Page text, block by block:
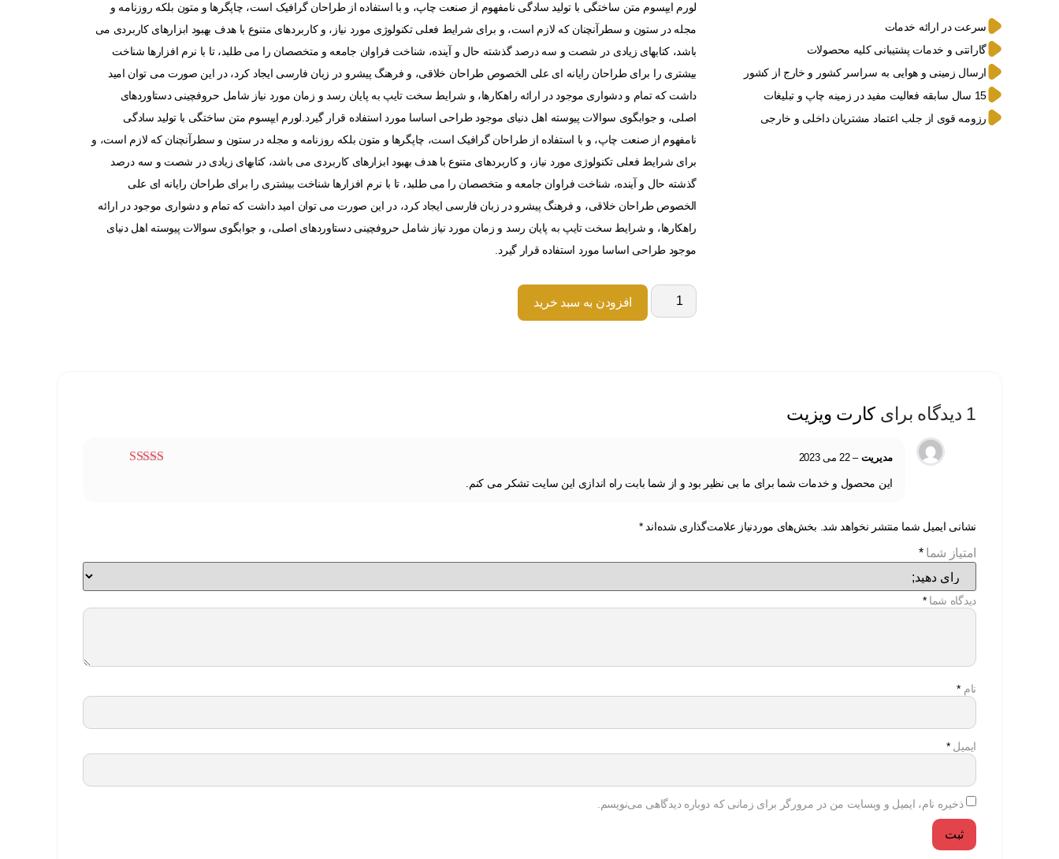
سرعت در ارائه خدمات
گارانتی و خدمات پشتیبانی کلیه محصولات
ارسال زمینی و هوایی به سراسر کشور و خارج از کشور
15 سال سابقه فعالیت مفید در زمینه چاپ و تبلیغات
رزومه قوی از جلب اعتماد مشتریان داخلی و خارجی
لورم ایپسوم متن ساختگی با تولید سادگی نامفهوم از صنعت چاپ، و با استفاده از طراحان گرافیک است، چاپگرها و متون بلکه روزنامه و
مجله در ستون و سطرآنچنان که لازم است، و برای شرایط فعلی تکنولوژی مورد نیاز، و کاربردهای متنوع با هدف بهبود ابزارهای کاربردی می
باشد، کتابهای زیادی در شصت و سه درصد گذشته حال و آینده، شناخت فراوان جامعه و متخصصان را می طلبد، تا با نرم افزارها شناخت
بیشتری را برای طراحان رایانه ای علی الخصوص طراحان خلاقی، و فرهنگ پیشرو در زبان فارسی ایجاد کرد، در این صورت می توان امید
داشت که تمام و دشواری موجود در ارائه راهکارها، و شرایط سخت تایپ به پایان رسد و زمان مورد نیاز شامل حروفچینی دستاوردهای
اصلی، و جوابگوی سوالات پیوسته اهل دنیای موجود طراحی اساسا مورد استفاده قرار گیرد.لورم ایپسوم متن ساختگی با تولید سادگی
نامفهوم از صنعت چاپ، و با استفاده از طراحان گرافیک است، چاپگرها و متون بلکه روزنامه و مجله در ستون و سطرآنچنان که لازم است، و
برای شرایط فعلی تکنولوژی مورد نیاز، و کاربردهای متنوع با هدف بهبود ابزارهای کاربردی می باشد، کتابهای زیادی در شصت و سه درصد
گذشته حال و آینده، شناخت فراوان جامعه و متخصصان را می طلبد، تا با نرم افزارها شناخت بیشتری را برای طراحان رایانه ای علی
الخصوص طراحان خلاقی، و فرهنگ پیشرو در زبان فارسی ایجاد کرد، در این صورت می توان امید داشت که تمام و دشواری موجود در ارائه
راهکارها، و شرایط سخت تایپ به پایان رسد و زمان مورد نیاز شامل حروفچینی دستاوردهای اصلی، و جوابگوی سوالات پیوسته اهل دنیای
موجود طراحی اساسا مورد استفاده قرار گیرد.
افزودن به سبد خرید
1 دیدگاه برای کارت ویزیت
مدیریت– 22 می 2023
این محصول و خدمات شما برای ما بی نظیر بود و از شما بابت راه اندازی این سایت تشکر می کنم.
نشانی ایمیل شما منتشر نخواهد شد. بخش‌های موردنیاز علامت‌گذاری شده‌اند*
امتیاز شما*
دیدگاه شما*
نام *
ایمیل*
ذخیره نام، ایمیل و وبسایت من در مرورگر برای زمانی که دوباره دیدگاهی می‌نویسم.